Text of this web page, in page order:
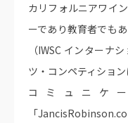
カリフォルニアワイ
ーであり教育者でも
（IWSC インターナ
ツ・コンペティショ
コミュニケ
「